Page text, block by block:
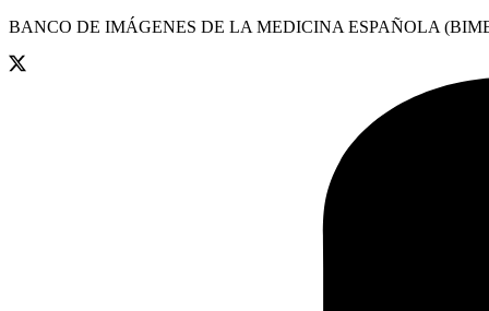
BANCO DE IMÁGENES DE LA MEDICINA ESPAÑOLA